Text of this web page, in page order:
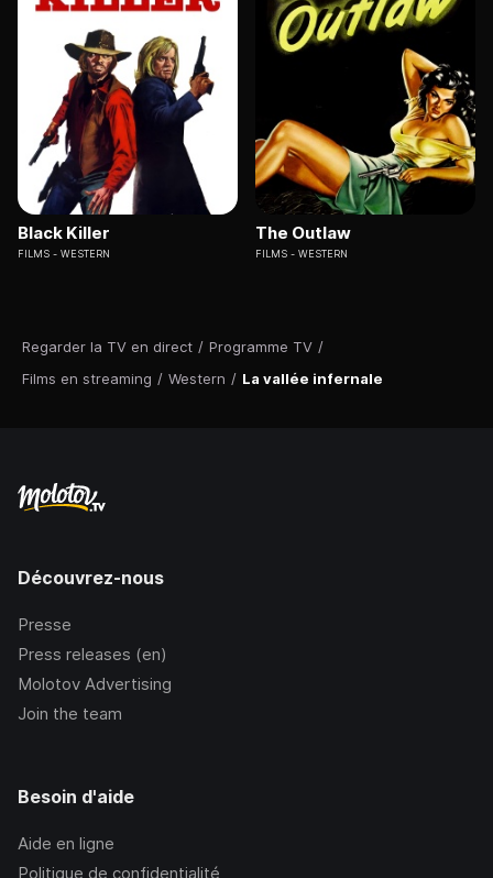
Regarder la TV en direct / Programme TV /
Films en streaming / Western / La vallée infernale
Black Killer
FILMS WESTERN
The Outlaw
FILMS WESTERN
Découvrez-nous
Presse
Press releases (en)
Molotov Advertising
Join the team
Besoin d'aide
Aide en ligne
Politique de confidentialité